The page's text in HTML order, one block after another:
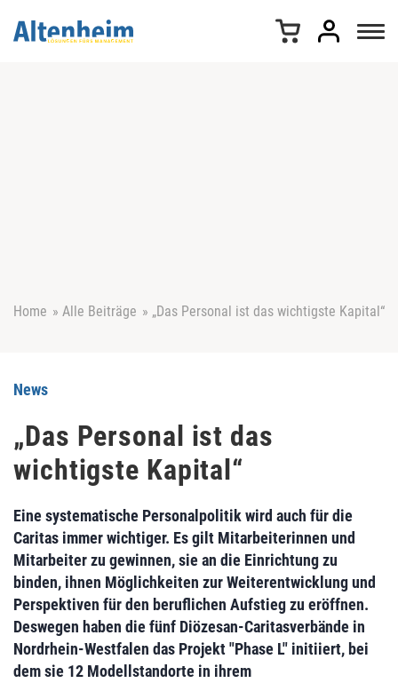
Home » Alle Beiträge » „Das Personal ist das wichtigste Kapital“
News
„Das Personal ist das
wichtigste Kapital“
Eine systematische Personalpolitik wird auch für die
Caritas immer wichtiger. Es gilt Mitarbeiterinnen und
Mitarbeiter zu gewinnen, sie an die Einrichtung zu
binden, ihnen Möglichkeiten zur Weiterentwicklung und
Perspektiven für den beruflichen Aufstieg zu eröffnen.
Deswegen haben die fünf Diözesan-Caritasverbände in
Nordrhein-Westfalen das Projekt "Phase L" initiiert, bei
dem sie 12 Modellstandorte in ihrem